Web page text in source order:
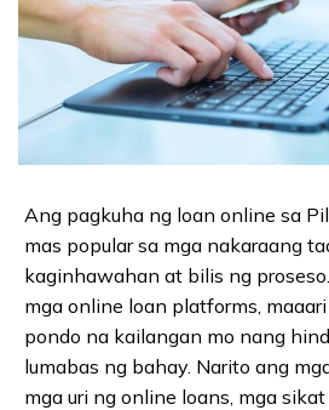
Ang pagkuha ng loan online sa
mas popular sa mga nakaraang
kaginhawahan at bilis ng
mga online loan platforms,
pondo na kailangan mo nang
lumabas ng bahay. Narito ang
mga uri ng online loans, mga